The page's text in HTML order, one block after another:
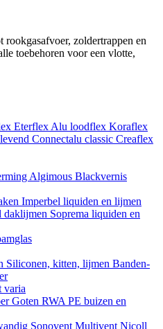
zoldertrappen en
toebehoren voor een vlotte,
Eterflex Alu loodflex Koraflex
Connectalu classic Creaflex
Algimous Blackvernis
Imperbel liquiden en lijmen
daklijmen Soprema liquiden en
Siliconen, kitten, lijmen Banden-
varia
Goten RWA PE buizen en
Sonovent Multivent Nicoll